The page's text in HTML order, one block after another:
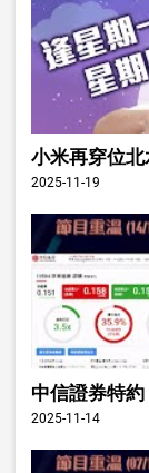
小米再穿位
2025-11-19
中信證券特
2025-11-14